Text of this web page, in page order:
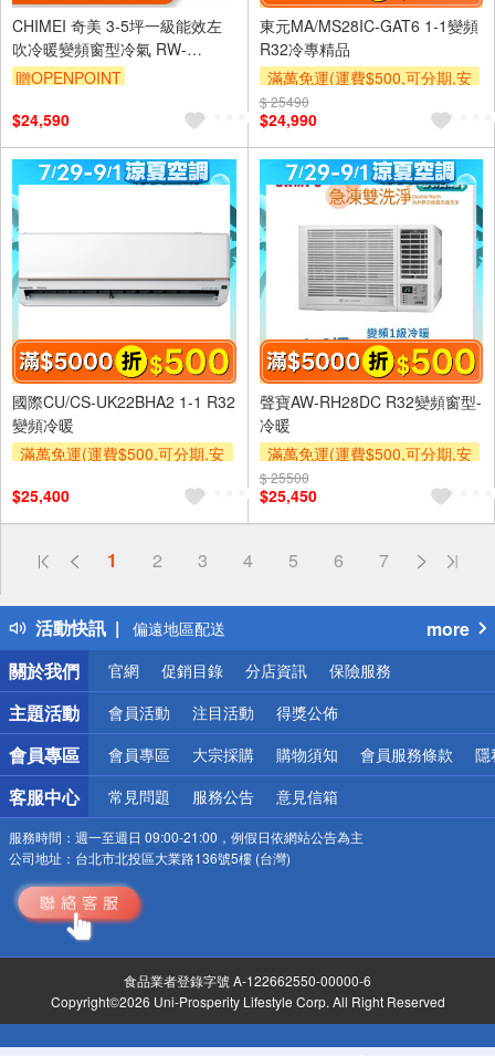
CHIMEI 奇美 3-5坪一級能效左
吹冷暖變頻窗型冷氣 RW-
L29HW1
贈OPENPOINT
$24,590
東元MA/MS28IC-GAT6 1-1變頻
R32冷專精品
滿萬免運(運費$500,可分期,安
裝跨區費另計,單品未滿1萬元
及使用6期以上分期0利率,需付
基本安裝運費)
滿額折$500
滿額贈券
$ 25490
$24,990
國際CU/CS-UK22BHA2 1-1 R32
變頻冷暖
滿萬免運(運費$500,可分期,安
及使用6期以上分期0利率,需付
基本安裝運費)
$25,400
聲寶AW-RH28DC R32變頻窗型-
冷暖
滿萬免運(運費$500,可分期,安
裝跨區費另計,單品未滿1萬元
及使用6期以上分期0利率,需付
基本安裝運費)
$ 25500
$25,450
1 2 3 4 5 6 7
活動快訊
偏遠地區配送
得獎公告
銀行優惠
偏遠地區配送
詐騙網頁！請小心！
more
關於我們
官網 促銷目錄 分店資訊 保險服務
主題活動 會員活動 注目活動 得獎公佈
會員專區 會員專區 大宗採購 購物須知 會員服務條款 隱
客服中心 常見問題 服務公告 意見信箱
服務時間： 週一至週日 09:00-21:00，例假日依網站公告為主
公司地址： 台北市北投區大業路136號5樓 (台灣)
食品業者登錄字號 A-122662550-00000-6
Copyright©2026 Uni-Prosperity Lifestyle Corp. All Right Reserved